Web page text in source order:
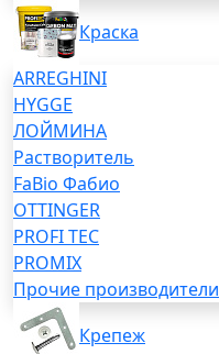
Краска
ARREGHINI
HYGGE
ЛОЙМИНА
Растворитель
FaBio Фабио
OTTINGER
PROFI TEC
PROMIX
Прочие производители
Крепеж